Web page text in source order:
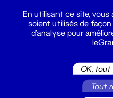
En utilisant ce site,
soient utilisés de
d'analyse pour
OK,
Tout